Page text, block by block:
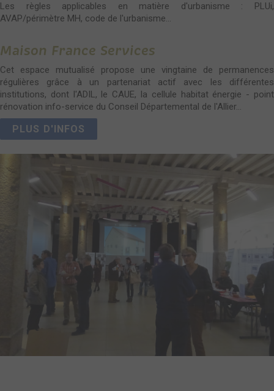
Les règles applicables en matière d'urbanisme : PLUi,
AVAP/périmètre MH, code de l'urbanisme...
Maison France Services
Cet espace mutualisé propose une vingtaine de permanences
régulières grâce à un partenariat actif avec les différentes
institutions, dont l'ADIL, le CAUE, la cellule habitat énergie - point
rénovation info-service du Conseil Départemental de l'Allier...
PLUS D'INFOS